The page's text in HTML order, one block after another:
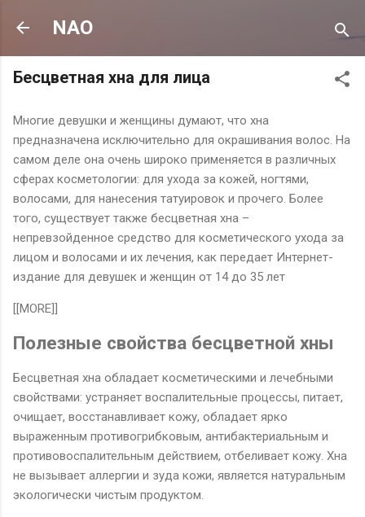
NAO
Бесцветная хна для лица
Многие девушки и женщины думают, что хна
предназначена исключительно для окрашивания волос. На
самом деле она очень широко применяется в различных
сферах косметологии: для ухода за кожей, ногтями,
волосами, для нанесения татуировок и прочего. Более
того, существует также бесцветная хна –
непревзойденное средство для косметического ухода за
лицом и волосами и их лечения, как передает Интернет-
издание для девушек и женщин от 14 до 35 лет
[[MORE]]
Полезные свойства бесцветной хны
Бесцветная хна обладает косметическими и лечебными
свойствами: устраняет воспалительные процессы, питает,
очищает, восстанавливает кожу, обладает ярко
выраженным противогрибковым, антибактериальным и
противовоспалительным действием, отбеливает кожу. Хна
не вызывает аллергии и зуда кожи, является натуральным
экологически чистым продуктом.